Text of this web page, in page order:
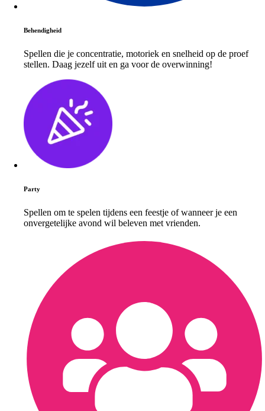
Behendigheid
Spellen die je concentratie, motoriek en snelheid op de proef
stellen. Daag jezelf uit en ga voor de overwinning!
Party
Spellen om te spelen tijdens een feestje of wanneer je een
onvergetelijke avond wil beleven met vrienden.